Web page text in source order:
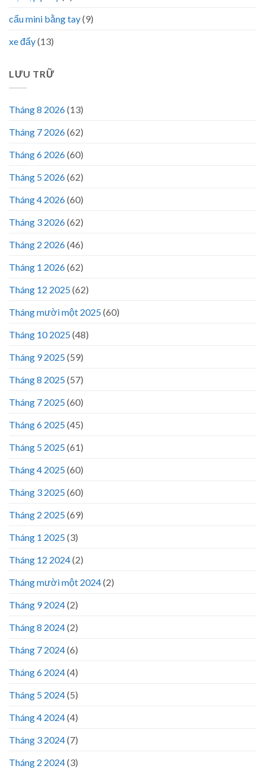
cẩu mini bằng tay(9)
xe đẩy(13)
LƯU TRỮ
Tháng 8 2026(13)
Tháng 7 2026(62)
Tháng 6 2026(60)
Tháng 5 2026(62)
Tháng 4 2026(60)
Tháng 3 2026(62)
Tháng 2 2026(46)
Tháng 1 2026(62)
Tháng 12 2025(62)
Tháng mười một 2025(60)
Tháng 10 2025(48)
Tháng 9 2025(59)
Tháng 8 2025(57)
Tháng 7 2025(60)
Tháng 6 2025(45)
Tháng 5 2025(61)
Tháng 4 2025(60)
Tháng 3 2025(60)
Tháng 2 2025(69)
Tháng 1 2025(3)
Tháng 12 2024(2)
Tháng mười một 2024(2)
Tháng 9 2024(2)
Tháng 8 2024(2)
Tháng 7 2024(6)
Tháng 6 2024(4)
Tháng 5 2024(5)
Tháng 4 2024(4)
Tháng 3 2024(7)
Tháng 2 2024(3)